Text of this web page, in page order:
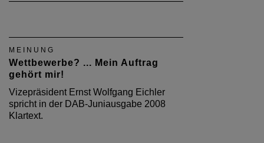
MEINUNG
Wettbewerbe? ... Mein Auftrag
gehört mir!
Vizepräsident Ernst Wolfgang Eichler
spricht in der DAB-Juniausgabe 2008
Klartext.